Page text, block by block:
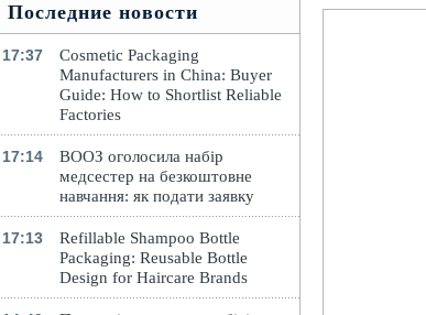
Последние новости
17:37
Cosmetic Packaging
Manufacturers in China: Buyer
Guide: How to Shortlist Reliable
Factories
17:14
ВООЗ оголосила набір
медсестер на безкоштовне
навчання: як подати заявку
17:13
Refillable Shampoo Bottle
Packaging: Reusable Bottle
Design for Haircare Brands